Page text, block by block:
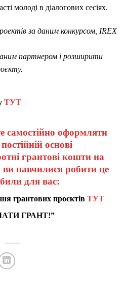
молоді в діалогових сесіях.
за даним конкурсом, IREX
партнером і розширити
ТУТ
самостійно оформляти
основі
грантові кошти на
навчилися робити це
для вас:
грантових проєктівТУТ
ГРАНТ!”